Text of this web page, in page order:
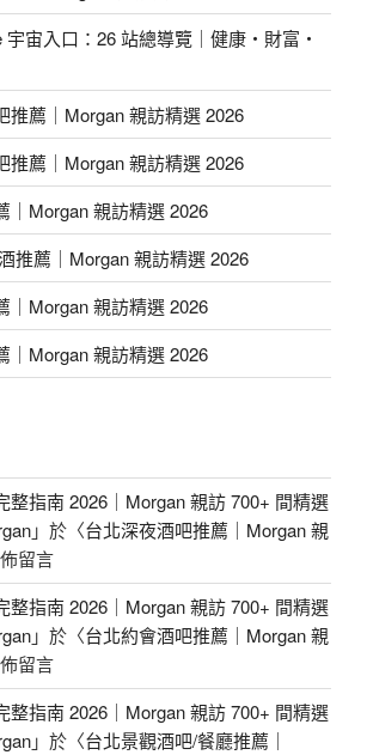
宙入口：26 站總導覽｜健康・財富・
推薦｜Morgan 親訪精選 2026
推薦｜Morgan 親訪精選 2026
｜Morgan 親訪精選 2026
推薦｜Morgan 親訪精選 2026
｜Morgan 親訪精選 2026
｜Morgan 親訪精選 2026
整指南 2026｜Morgan 親訪 700+ 間精選
」於〈台北深夜酒吧推薦｜Morgan 親
留言
整指南 2026｜Morgan 親訪 700+ 間精選
」於〈台北約會酒吧推薦｜Morgan 親
留言
整指南 2026｜Morgan 親訪 700+ 間精選
」於〈台北景觀酒吧/餐廳推薦｜